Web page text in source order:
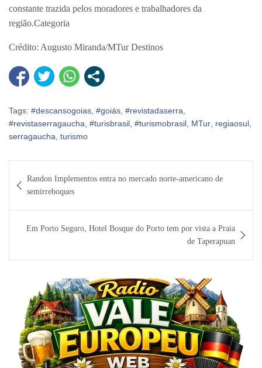
constante trazida pelos moradores e trabalhadores da
região.Categoria
Crédito: Augusto Miranda/MTur Destinos
Tags: #descansogoias, #goiás, #revistadaserra,
#revistaserragaucha, #turisbrasil, #turismobrasil, MTur, regiaosul,
serragaucha, turismo
de
Post
Randon Implementos entra no mercado norte-americano de
semirreboques
Em Porto Seguro, Hotel Bosque do Porto tem por vista a Praia
de Taperapuan